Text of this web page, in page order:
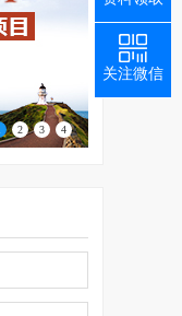
2 3 4
关注微信